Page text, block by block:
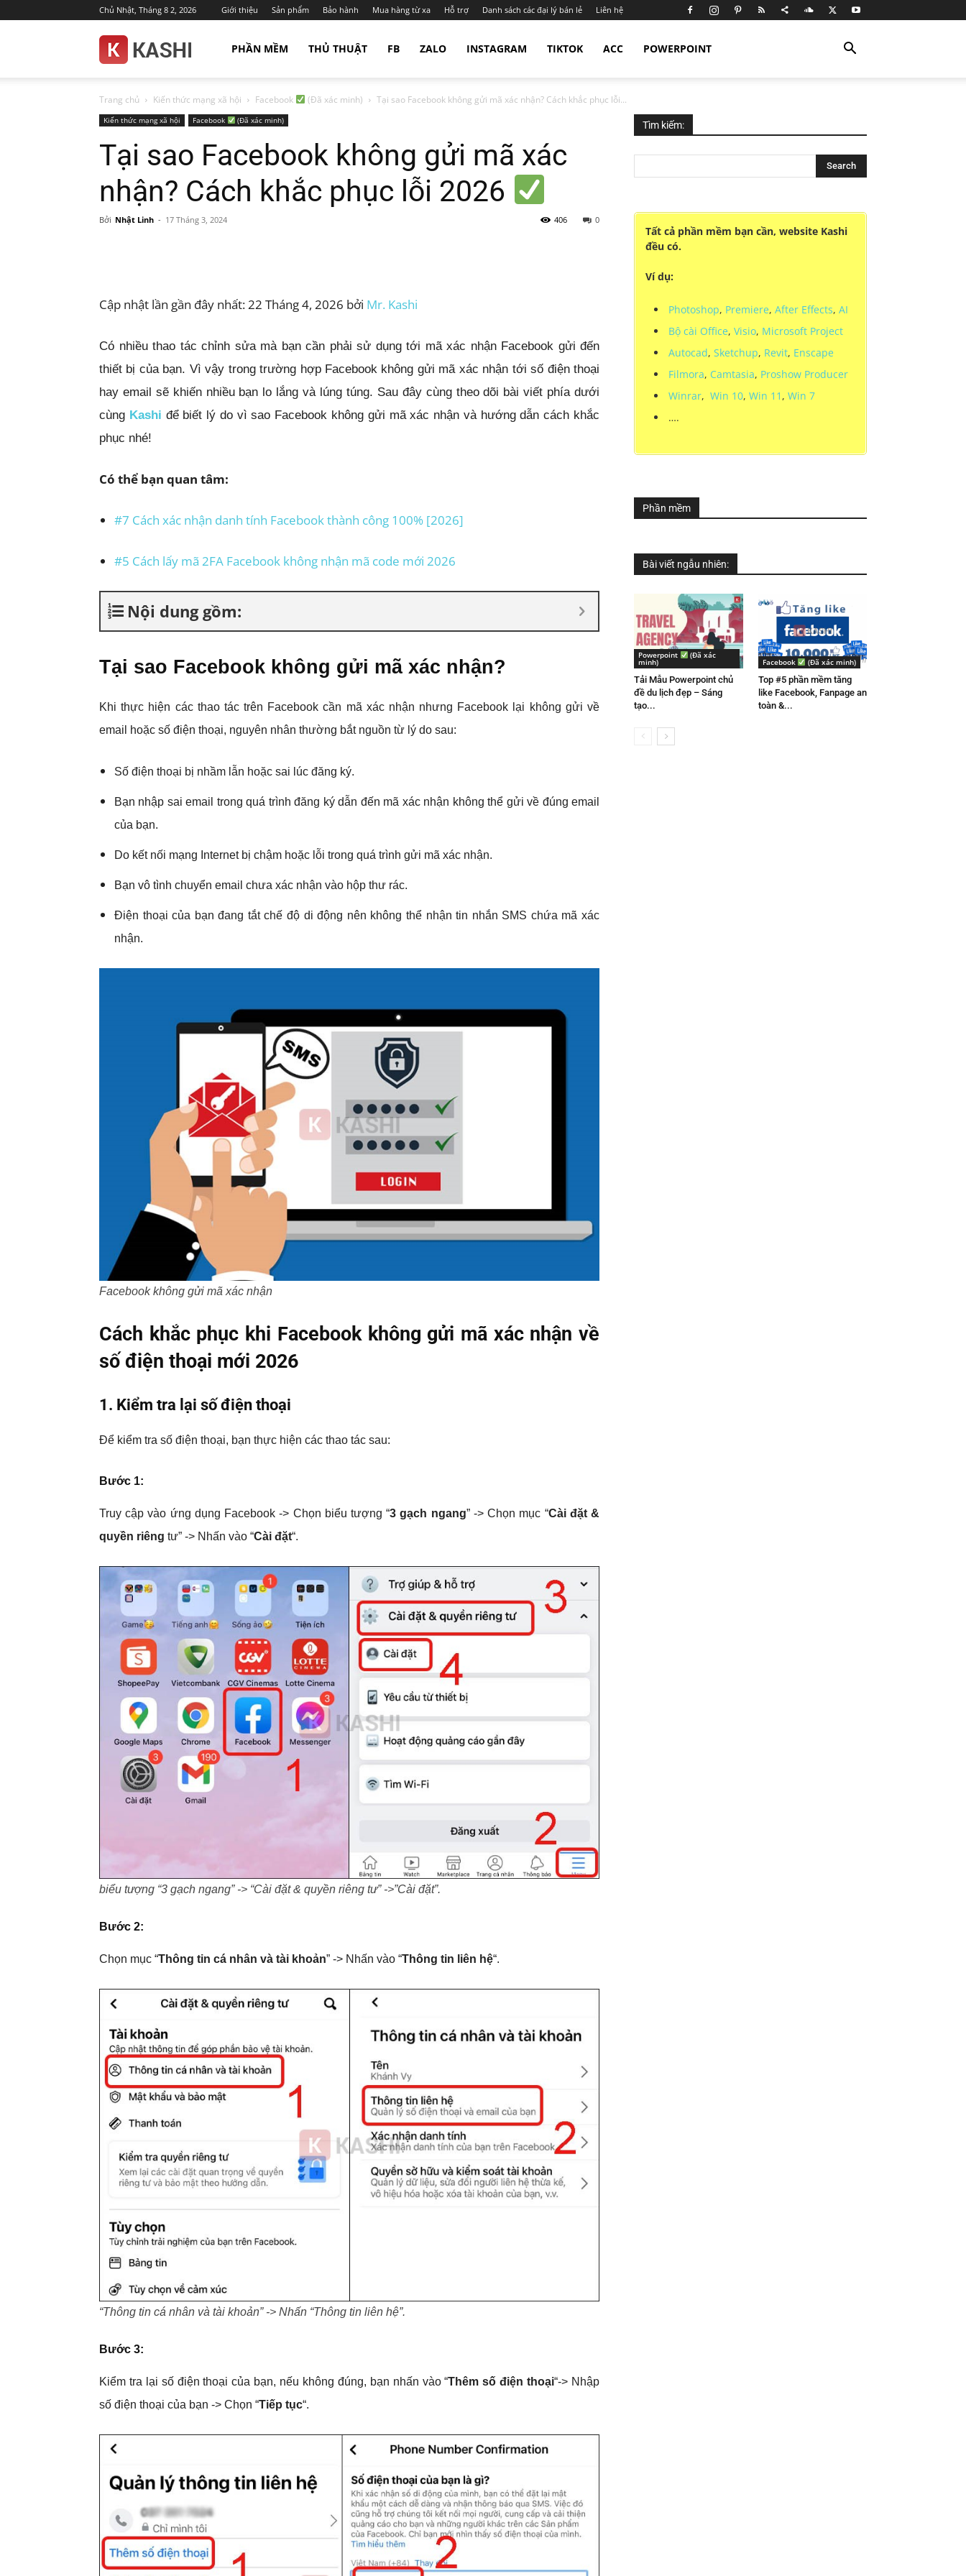
Chủ Nhật, Tháng 8 2, 2026 Giới thiệu Sản phẩm Bảo hành Mua hàng từ xa Hỗ trợ Danh sách các đại lý bán lẻ Liên hệ
Kashi.com.vnPHẦN MỀM THỦ THUẬT FB ZALO INSTAGRAM TIKTOK ACC POWERPOINT
Trang chủ Kiến thức mạng xã hội Facebook (Đã xác minh) Tại sao Facebook không gửi mã xác nhận? Cách khắc phục lỗi...
Kiến thức mạng xã hội Facebook (Đã xác minh)
Tại sao Facebook không gửi mã xác
nhận? Cách khắc phục lỗi 2026
Bởi Nhật Linh - 17 Tháng 3, 2024 0
406
Cập nhật lần gần đây nhất: 22 Tháng 4, 2026 bởi Mr. Kashi
Có nhiều thao tác chỉnh sửa mà bạn cần phải sử dụng tới mã xác nhận Facebook gửi đến
thiết bị của bạn. Vì vậy trong trường hợp Facebook không gửi mã xác nhận tới số điện thoại
hay email sẽ khiến nhiều bạn lo lắng và lúng túng. Sau đây cùng theo dõi bài viết phía dưới
cùng Kashi để biết lý do vì sao Facebook không gửi mã xác nhận và hướng dẫn cách khắc
phục nhé!
Có thể bạn quan tâm:
#7 Cách xác nhận danh tính Facebook thành công 100% [2026]
#5 Cách lấy mã 2FA Facebook không nhận mã code mới 2026
Nội dung gồm:
Tại sao Facebook không gửi mã xác nhận?
Khi thực hiện các thao tác trên Facebook cần mã xác nhận nhưng Facebook lại không gửi về
email hoặc số điện thoại, nguyên nhân thường bắt nguồn từ lý do sau:
Số điện thoại bị nhầm lẫn hoặc sai lúc đăng ký.
Bạn nhập sai email trong quá trình đăng ký dẫn đến mã xác nhận không thể gửi về đúng email
của bạn.
Do kết nối mạng Internet bị chậm hoặc lỗi trong quá trình gửi mã xác nhận.
Bạn vô tình chuyển email chưa xác nhận vào hộp thư rác.
Điện thoại của bạn đang tắt chế độ di động nên không thể nhận tin nhắn SMS chứa mã xác
nhận.
Facebook không gửi mã xác nhận
Cách khắc phục khi Facebook không gửi mã xác nhận về
số điện thoại mới 2026
1. Kiểm tra lại số điện thoại
Để kiểm tra số điện thoại, bạn thực hiện các thao tác sau:
Bước 1:
Truy cập vào ứng dụng Facebook -> Chọn biểu tượng “3 gạch ngang” -> Chọn mục “Cài đặt &
quyền riêng tư” -> Nhấn vào “Cài đặt“.
biểu tượng “3 gạch ngang” -> “Cài đặt & quyền riêng tư” ->”Cài đặt”.
Bước 2:
Chọn mục “Thông tin cá nhân và tài khoản” -> Nhấn vào “Thông tin liên hệ“.
“Thông tin cá nhân và tài khoản” -> Nhấn “Thông tin liên hệ”.
Bước 3:
Kiểm tra lại số điện thoại của bạn, nếu không đúng, bạn nhấn vào “Thêm số điện thoại“-> Nhập
số điện thoại của bạn -> Chọn “Tiếp tục“.
Tìm kiếm:
Tất cả phần mềm bạn cần, website Kashi
đều có.
Ví dụ:
Photoshop, Premiere, After Effects, AI
Bộ cài Office, Visio, Microsoft Project
Autocad, Sketchup, Revit, Enscape
Filmora, Camtasia, Proshow Producer
Winrar, Win 10, Win 11 , Win 7
….
Phần mềm
Bài viết ngẫu nhiên:
Powerpoint (Đã xác
minh)
Tải Mẫu Powerpoint chủ
đề du lịch đẹp – Sáng
tạo...
Facebook (Đã xác minh)
Top #5 phần mềm tăng
like Facebook, Fanpage an
toàn &...